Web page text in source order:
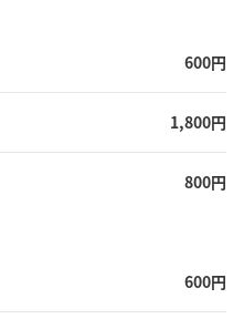
600円
1,800円
800円
600円